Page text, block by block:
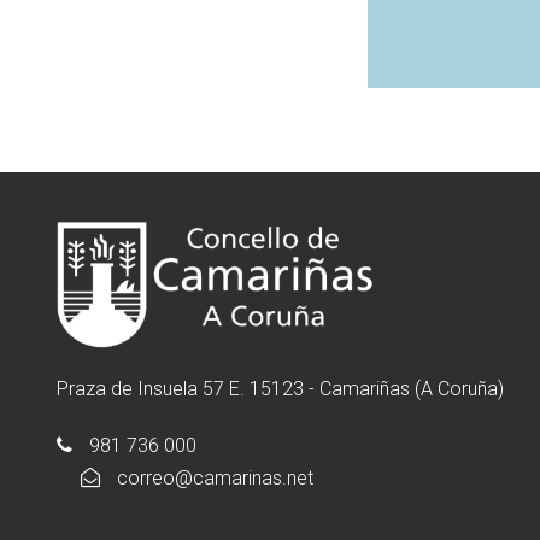
Praza de Insuela 57 E. 15123 - Camariñas (A Coruña)
981 736 000
correo@camarinas.net